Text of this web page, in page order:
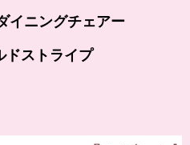
イニングチェアー
ストライプ